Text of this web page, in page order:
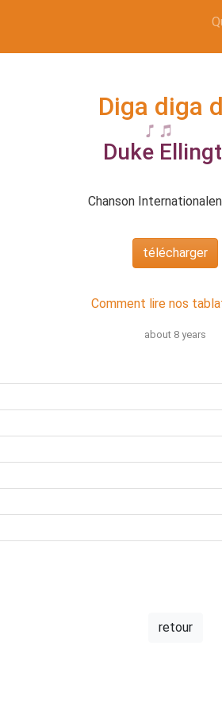
Diga diga
Duke
Chanson Internationale
télécharger
Comment lire nos
about 8 years
retour